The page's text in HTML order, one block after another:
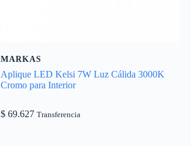
MARKAS
Aplique LED Kelsi 7W Luz Cálida 3000K
Cromo para Interior
$ 69.627 Transferencia